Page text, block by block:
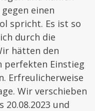
einen
spricht. Es ist so
durch die
hätten den
perfekten Einstieg
Erfreulicherweise
Wir verschieben
20.08.2023 und